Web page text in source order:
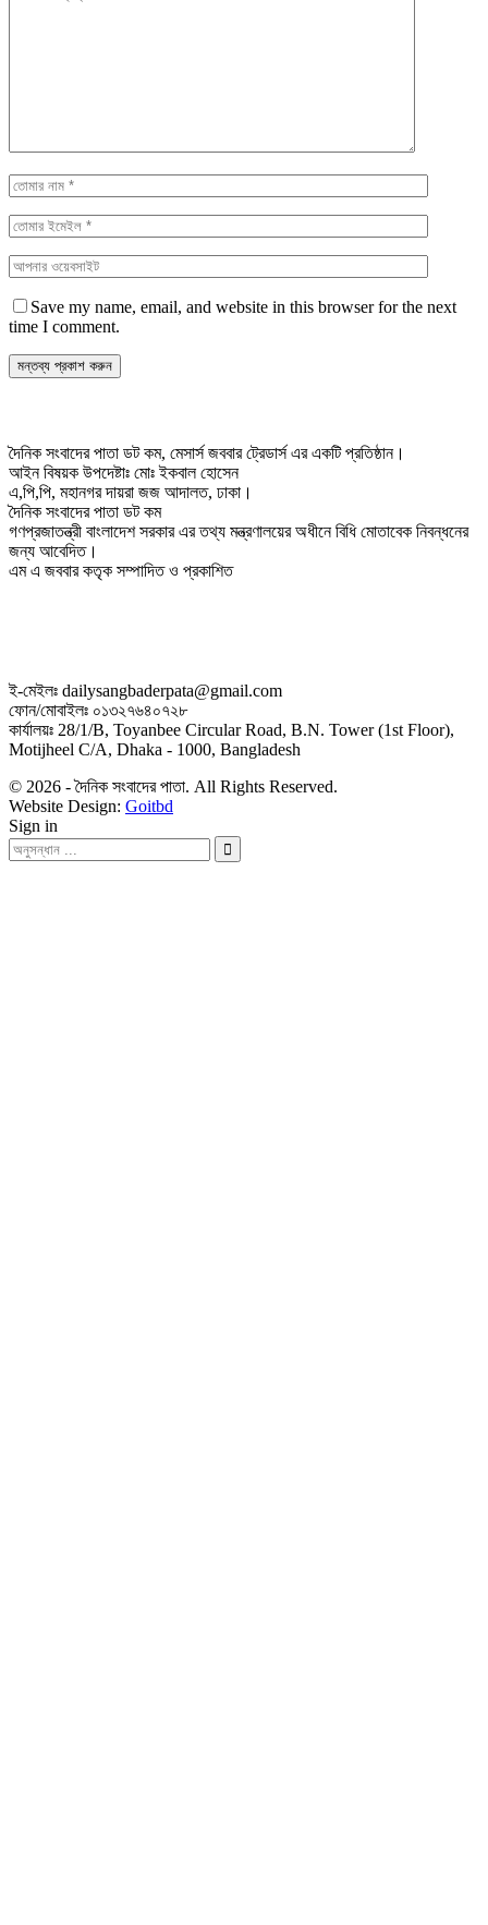
Save my name, email, and website in this browser for the next
time I comment.
দৈনিক সংবাদের পাতা ডট কম, মেসার্স জববার ট্রেডার্স এর একটি প্রতিষ্ঠান।
আইন বিষয়ক উপদেষ্টাঃ মোঃ ইকবাল হোসেন
এ,পি,পি, মহানগর দায়রা জজ আদালত, ঢাকা।
দৈনিক সংবাদের পাতা ডট কম
গণপ্রজাতন্ত্রী বাংলাদেশ সরকার এর তথ্য মন্ত্রণালয়ের অধীনে বিধি মোতাবেক নিবন্ধনের
জন্য আবেদিত।
এম এ জববার কতৃক সম্পাদিত ও প্রকাশিত
ই-মেইলঃ dailysangbaderpata@gmail.com
ফোন/মোবাইলঃ ০১৩২৭৬৪০৭২৮
কার্যালয়ঃ 28/1/B, Toyanbee Circular Road, B.N. Tower (1st Floor),
Motijheel C/A, Dhaka - 1000, Bangladesh
© 2026 - দৈনিক সংবাদের পাতা. All Rights Reserved.
Website Design: Goitbd
Sign in